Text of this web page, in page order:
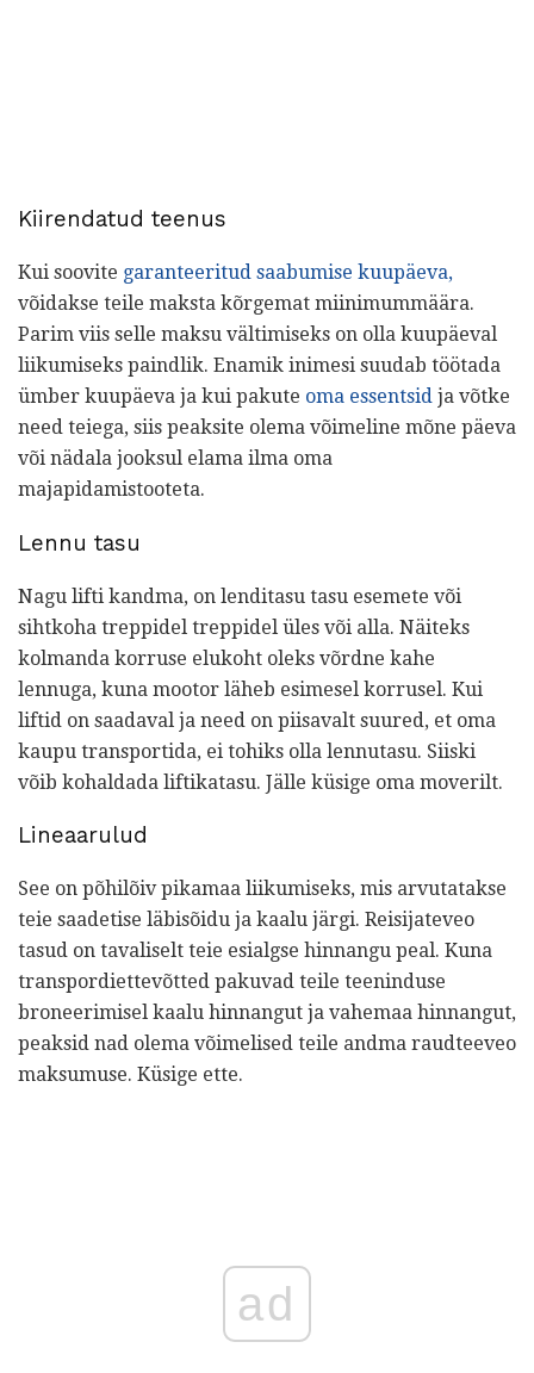
Kiirendatud teenus
Kui soovite garanteeritud saabumise kuupäeva,
võidakse teile maksta kõrgemat miinimummäära.
Parim viis selle maksu vältimiseks on olla kuupäeval
liikumiseks paindlik. Enamik inimesi suudab töötada
ümber kuupäeva ja kui pakute oma essentsid ja võtke
need teiega, siis peaksite olema võimeline mõne päeva
või nädala jooksul elama ilma oma
majapidamistooteta.
Lennu tasu
Nagu lifti kandma, on lenditasu tasu esemete või
sihtkoha treppidel treppidel üles või alla. Näiteks
kolmanda korruse elukoht oleks võrdne kahe
lennuga, kuna mootor läheb esimesel korrusel. Kui
liftid on saadaval ja need on piisavalt suured, et oma
kaupu transportida, ei tohiks olla lennutasu. Siiski
võib kohaldada liftikatasu. Jälle küsige oma moverilt.
Lineaarulud
See on põhilõiv pikamaa liikumiseks, mis arvutatakse
teie saadetise läbisõidu ja kaalu järgi. Reisijateveo
tasud on tavaliselt teie esialgse hinnangu peal. Kuna
transpordiettevõtted pakuvad teile teeninduse
broneerimisel kaalu hinnangut ja vahemaa hinnangut,
peaksid nad olema võimelised teile andma raudteeveo
maksumuse. Küsige ette.
ad